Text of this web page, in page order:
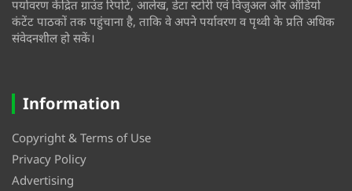
पर्यावरण केंद्रित ग्राउंड रिपोर्ट, आलेख, डेटा स्टोरी एवं विजुअल और ऑडियो
कंटेंट पाठकों तक पहुंचाना है, ताकि वे अपने पर्यावरण व पृथ्वी के प्रति अधिक
संवेदनशील हो सकें।
Information
Copyright & Terms of Use
Privacy Policy
Advertising